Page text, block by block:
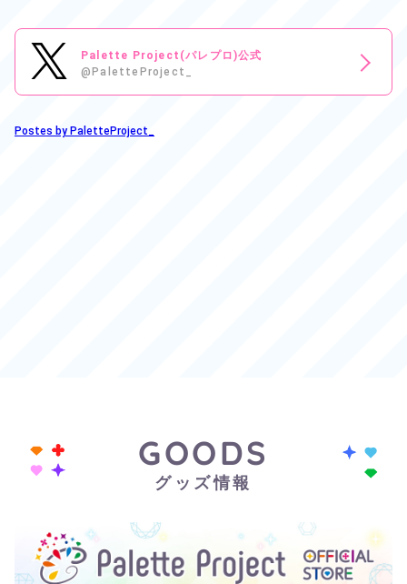
Palette Project(パレプロ)公式
@PaletteProject_
Postes by PaletteProject_
GOODS
グッズ情報